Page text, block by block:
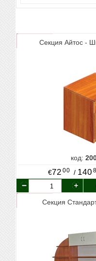
Секция Айтос -
код:
€72 00 / 140
Секция